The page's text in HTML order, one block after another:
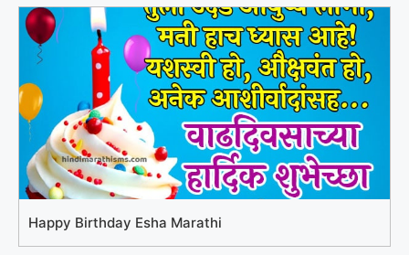
Happy Birthday Esha Marathi